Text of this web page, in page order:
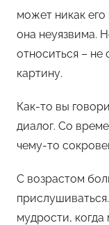
может никак его
она неуязвима.
относиться – не
картину.
Как-то вы
диалог. Со
чему-то
С возрастом
мудрости,